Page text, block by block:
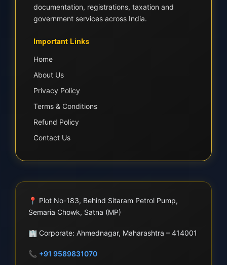
documentation, registrations, taxation and
government services across India.
Important Links
Home
About Us
Privacy Policy
Terms & Conditions
Refund Policy
Contact Us
📍 Plot No-183, Behind Sitaram Petrol Pump,
Semaria Chowk, Satna (MP)
🏢 Corporate: Ahmednagar, Maharashtra – 414001
📞 +91 9589831070